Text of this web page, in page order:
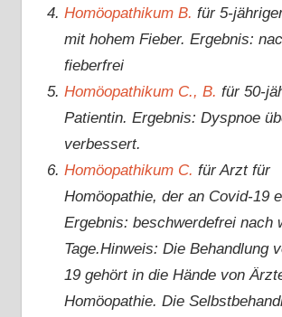
Homöopathikum B. für 5-
mit hohem Fieber. Ergebnis:
fieberfrei
Homöopathikum C., B. für 50-
Patientin. Ergebnis: Dyspnoe
verbessert.
Homöopathikum C. für Arzt für
Homöopathie, der an Covid-19
Ergebnis: beschwerdefrei nach
Tage.Hinweis: Die Behandlung
19 gehört in die Hände von
Homöopathie. Die